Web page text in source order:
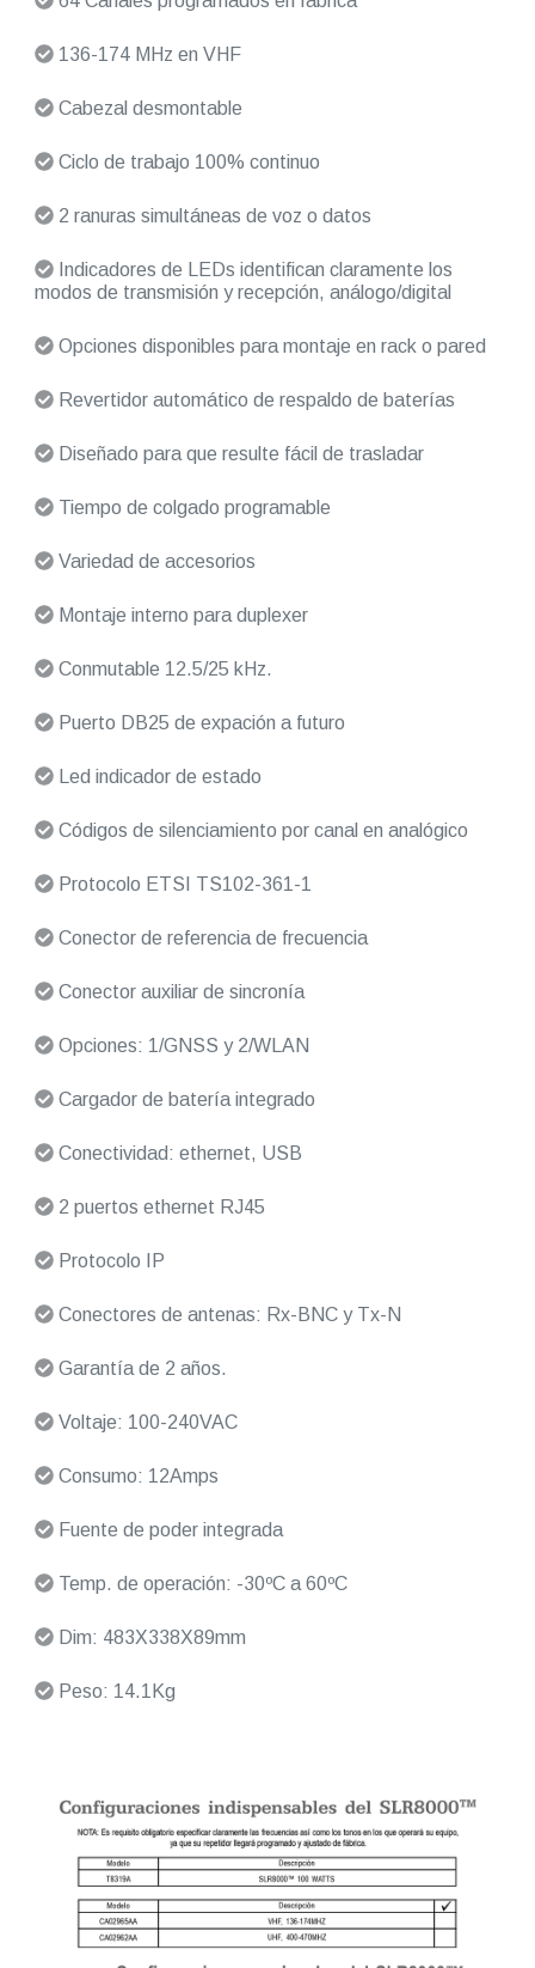
136-174 MHz en VHF
Cabezal desmontable
Ciclo de trabajo 100% continuo
2 ranuras simultáneas de voz o datos
Indicadores de LEDs identifican claramente los
modos de transmisión y recepción, análogo/digital
Opciones disponibles para montaje en rack o pared
Revertidor automático de respaldo de baterías
Diseñado para que resulte fácil de trasladar
Tiempo de colgado programable
Variedad de accesorios
Montaje interno para duplexer
Conmutable 12.5/25 kHz.
Puerto DB25 de expación a futuro
Led indicador de estado
Códigos de silenciamiento por canal en analógico
Protocolo ETSI TS102-361-1
Conector de referencia de frecuencia
Conector auxiliar de sincronía
Opciones: 1/GNSS y 2/WLAN
Cargador de batería integrado
Conectividad: ethernet, USB
2 puertos ethernet RJ45
Protocolo IP
Conectores de antenas: Rx-BNC y Tx-N
Garantía de 2 años.
Voltaje: 100-240VAC
Consumo: 12Amps
Fuente de poder integrada
Temp. de operación: -30ºC a 60ºC
Dim: 483X338X89mm
Peso: 14.1Kg